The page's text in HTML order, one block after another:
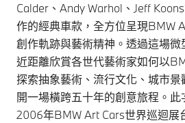
Calder、Andy Warhol、Jeff
作的經典車款，全方位呈現BMW
創作軌跡與藝術精神。透過這場
近距離欣賞各世代藝術家如何以
探索抽象藝術、流行文化、城市
開一場橫跨五十年的創意旅程。
2006年BMW Art Cars世界巡迴展